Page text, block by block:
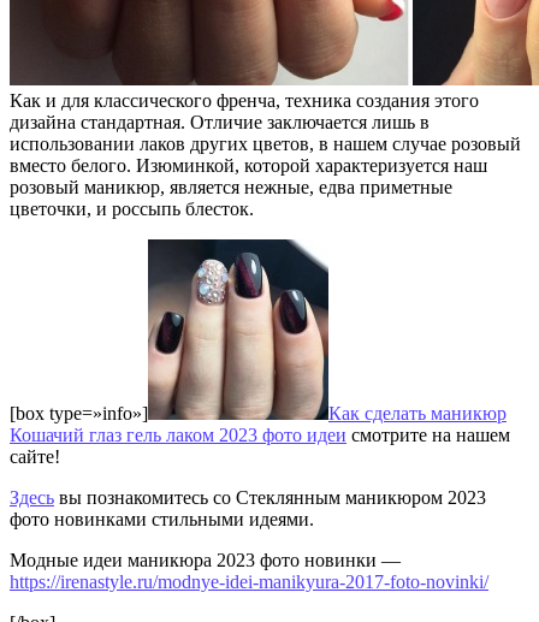
Как и для классического френча, техника создания этого
дизайна стандартная. Отличие заключается лишь в
использовании лаков других цветов, в нашем случае розовый
вместо белого. Изюминкой, которой характеризуется наш
розовый маникюр, является нежные, едва приметные
цветочки, и россыпь блесток.
[box type=»info»]
Как сделать маникюр
Кошачий глаз гель лаком 2023 фото идеи смотрите на нашем
сайте!
Здесь вы познакомитесь со Стеклянным маникюром 2023
фото новинками стильными идеями.
Модные идеи маникюра 2023 фото новинки —
https://irenastyle.ru/modnye-idei-manikyura-2017-foto-novinki/